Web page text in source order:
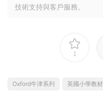
技術支持與客戶服務。
1
Oxford牛津系列 英國小學教材